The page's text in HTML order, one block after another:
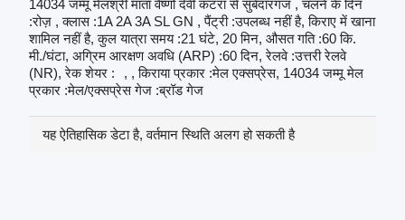
14034 जम्मू मेलश्री माता वैष्णो देवी कटरा से सुबेदारगंज , चलने के दिन
:रोज़ , क्लास :1A 2A 3A SL GN , पैंट्री :उपलब्ध नहीं है, किराए में खाना
शामिल नहीं है, कुल यात्रा समय :21 घंटे, 20 मिन, औसत गति :60 कि.
मी./घंटा, अग्रिम आरक्षण अवधि (ARP) :60 दिन, रेलवे :उत्तरी रेलवे
(NR), रेक शेयर :
, , किराया प्रकार :मेल एक्सप्रेस, 14034 जम्मू मेल
प्रकार :मेल/एक्सप्रेस गेज :ब्रॉड गेज
यह ऐतिहासिक डेटा है, वर्तमान स्थिति अलग हो सकती है